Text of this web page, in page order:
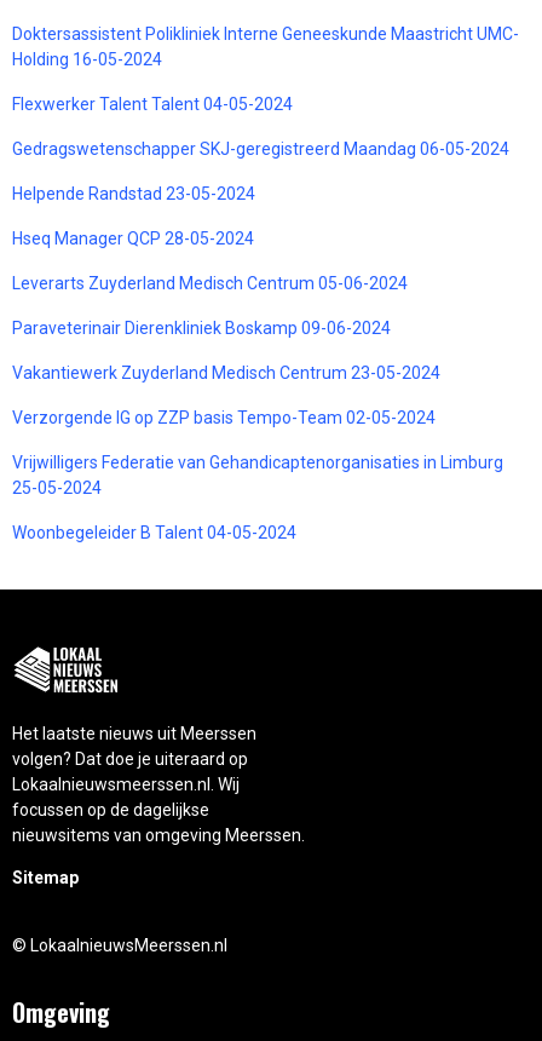
Doktersassistent Polikliniek Interne Geneeskunde Maastricht UMC-
Holding 16-05-2024
Flexwerker Talent Talent 04-05-2024
Gedragswetenschapper SKJ-geregistreerd Maandag 06-05-2024
Helpende Randstad 23-05-2024
Hseq Manager QCP 28-05-2024
Leverarts Zuyderland Medisch Centrum 05-06-2024
Paraveterinair Dierenkliniek Boskamp 09-06-2024
Vakantiewerk Zuyderland Medisch Centrum 23-05-2024
Verzorgende IG op ZZP basis Tempo-Team 02-05-2024
Vrijwilligers Federatie van Gehandicaptenorganisaties in Limburg
25-05-2024
Woonbegeleider B Talent 04-05-2024
Het laatste nieuws uit Meerssen
volgen? Dat doe je uiteraard op
Lokaalnieuwsmeerssen.nl. Wij
focussen op de dagelijkse
nieuwsitems van omgeving Meerssen.
Sitemap
© LokaalnieuwsMeerssen.nl
Omgeving